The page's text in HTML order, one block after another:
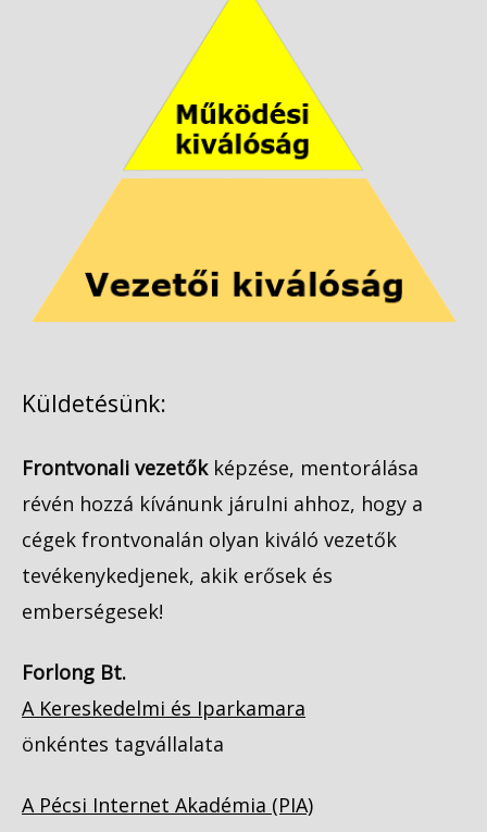
Küldetésünk:
Frontvonali vezetőkképzése, mentorálása
révén hozzá kívánunk járulni ahhoz, hogy a
cégek frontvonalán olyan kiváló vezetők
tevékenykedjenek, akik erősek és
emberségesek!
Forlong Bt.
A Kereskedelmi és Iparkamara
önkéntes tagvállalata
A Pécsi Internet Akadémia (PIA)